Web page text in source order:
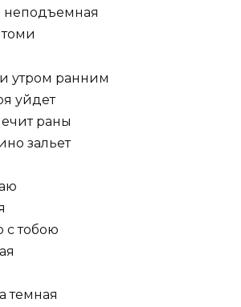
неподъемная
утром ранним
уйдет
раны
зальет
с тобою
темная